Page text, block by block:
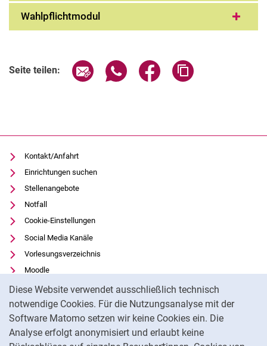
Diese Website verwendet ausschließlich technisch
notwendige Cookies. Für die Nutzungsanalyse mit der
Software Matomo setzen wir keine Cookies ein. Die
Analyse erfolgt anonymisiert und erlaubt keine
Wahlpflichtmodul
Seite teilen: Seite über E-Mail teilen
Seite über WhatsApp teilen
Seite über Facebook
Kontakt/Anfahrt
Einrichtungen suchen
Stellenangebote
Notfall
Cookie-Einstellungen
Social Media Kanäle
Vorlesungsverzeichnis
Moodle
Panopto
Universitätsbibliothek
Datenschutz
Barrierefreiheit